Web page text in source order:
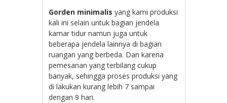
Gorden minimalis yang kami produksi
kali ini selain untuk bagian jendela
kamar tidur namun juga untuk
beberapa jendela lainnya di bagian
ruangan yang berbeda. Dan karena
pemesanan yang terbilang cukup
banyak, sehingga proses produksi yang
di lakukan kurang lebih 7 sampai
dengan 9 hari.